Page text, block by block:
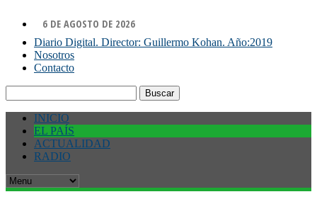
6 DE AGOSTO DE 2026
Diario Digital. Director: Guillermo Kohan. Año:2019
Nosotros
Contacto
INICIO
EL PAÍS
ACTUALIDAD
RADIO